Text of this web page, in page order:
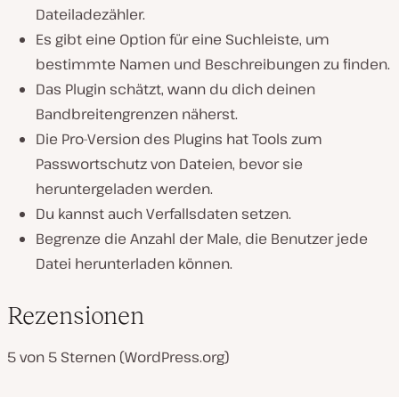
Dateiladezähler.
Es gibt eine Option für eine Suchleiste, um
bestimmte Namen und Beschreibungen zu finden.
Das Plugin schätzt, wann du dich deinen
Bandbreitengrenzen näherst.
Die Pro-Version des Plugins hat Tools zum
Passwortschutz von Dateien, bevor sie
heruntergeladen werden.
Du kannst auch Verfallsdaten setzen.
Begrenze die Anzahl der Male, die Benutzer jede
Datei herunterladen können.
Rezensionen
5 von 5 Sternen (WordPress.org)